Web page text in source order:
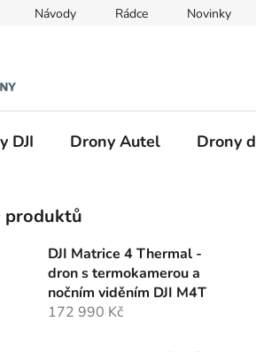
Návody Rádce Novinky
DJI Drony Autel Drony
produktů
DJI Matrice 4 Thermal -
dron s termokamerou a
nočním viděním DJI M4T
172 990 Kč